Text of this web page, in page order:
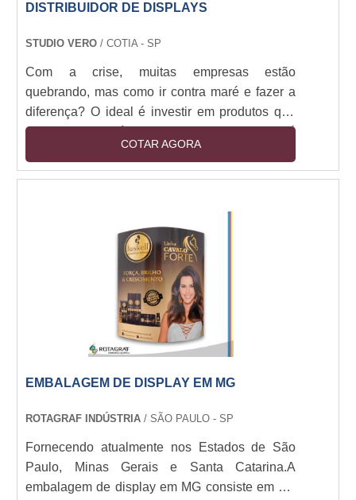
DISTRIBUIDOR DE DISPLAYS
STUDIO VERO / COTIA - SP
Com a crise, muitas empresas estão
quebrando, mas como ir contra maré e fazer a
diferença? O ideal é investir em produtos que
tenham boas saídas, mas para isso o ideal é
também investir em displays para expor os
produtos. Os displays são ótimas ferramentas
diminua.Um dos pontos principais, que poderá
influenciar diretamente na qualidade dos
produtos oferecidos, é o distribuidor que
COTAR AGORA
EMBALAGEM DE DISPLAY EM MG
ROTAGRAF INDÚSTRIA / SÃO PAULO - SP
Fornecendo atualmente nos Estados de São
Paulo, Minas Gerais e Santa Catarina.A
embalagem de display em MG consiste em um